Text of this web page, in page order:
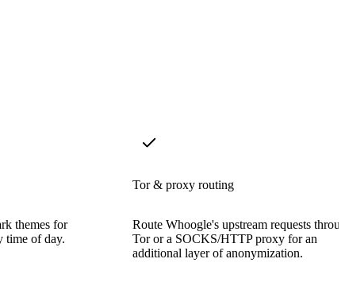
themes for
time of day.
Tor & proxy routing
Route Whoogle's upstream requests
Tor or a SOCKS/HTTP proxy for an
additional layer of anonymization.